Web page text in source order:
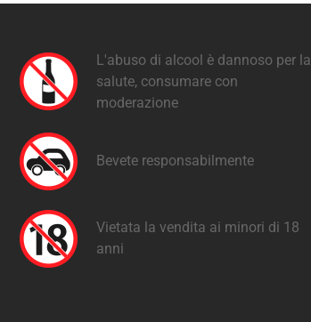
L'abuso di alcool è dannoso per la
salute, consumare con
moderazione
Bevete responsabilmente
Vietata la vendita ai minori di 18
anni